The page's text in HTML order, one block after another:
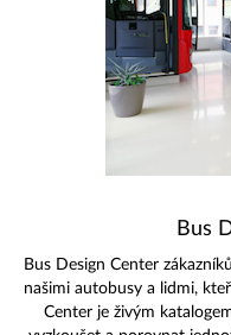
Bus
Bus Design Center
našimi autobusy a lidmi,
Center je živým